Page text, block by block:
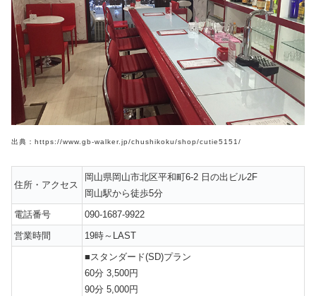
出典：https://www.gb-walker.jp/chushikoku/shop/cutie5151/
住所・アクセス
岡山県岡山市北区平和町6-2 日の出ビル2F
岡山駅から徒歩5分
電話番号
090-1687-9922
営業時間
19時～LAST
■スタンダード(SD)プラン
60分 3,500円
90分 5,000円